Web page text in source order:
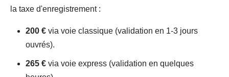
la taxe d'enregistrement :
200 € via voie classique (validation en 1-3 jours
ouvrés).
265 € via voie express (validation en quelques